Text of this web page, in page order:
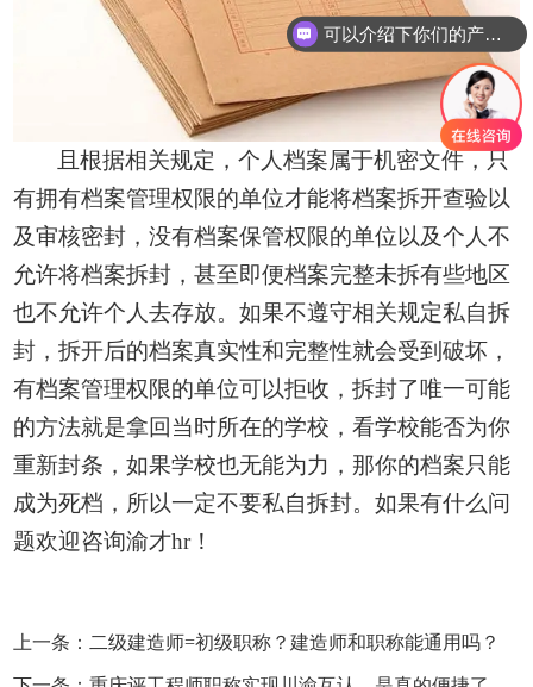
且根据相关规定，个人档案属于机密文件 ，只
有拥有档案管理权限的单位才能将档案拆开查验以
及审核密封，没有档案保管权限的单位以及个人不
允许将档案拆封，甚至即便档案完整未拆有些地区
也不允许个人去存放。如果不遵守相关规定私自拆
封，拆开后的档案真实性和完整性就会受到破坏，
有档案管理权限的单位可以拒收，拆封了唯一可能
的方法就是拿回当时所在的学校，看学校能否为你
重新封条，如果学校也无能为力，那你的档案只能
成为死档，所以一定不要私自拆封。如果有什么问
题欢迎咨询渝才hr！
上一条：二级建造师=初级职称？建造师和职称能通用吗？
可以介绍下你们的产品么